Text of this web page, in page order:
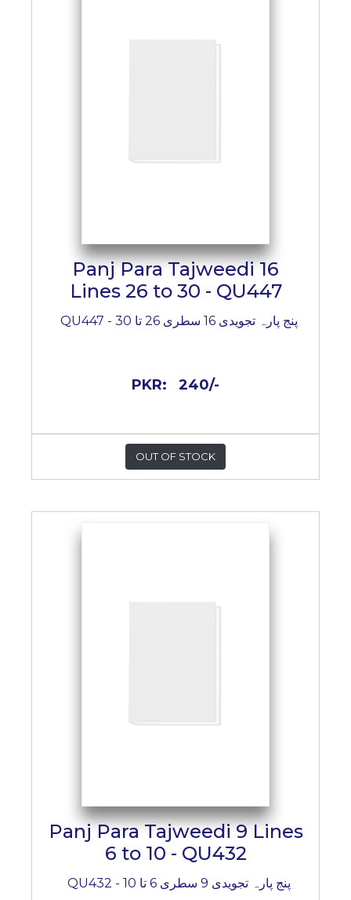
Panj Para Tajweedi 16
Lines 26 to 30 - QU447
پنج پارہ تجویدی 16 سطری 26 تا 30 - QU447
PKR: 240/-
OUT OF STOCK
Panj Para Tajweedi 9 Lines
6 to 10 - QU432
پنج پارہ تجویدی 9 سطری 6 تا 10 - QU432